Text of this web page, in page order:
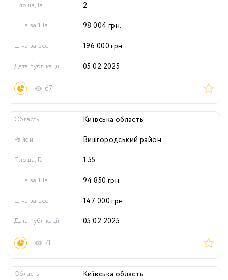
Площа, Га 2
Ціна за 1 Га 98 004 грн.
Ціна за все 196 000 грн.
67
Дата публікації 05.02.2025
Область Київська область
Район Вишгородський район
Площа, Га 1.55
Ціна за 1 Га 94 850 грн.
Ціна за все 147 000 грн.
71
Дата публікації 05.02.2025
Область Київська область